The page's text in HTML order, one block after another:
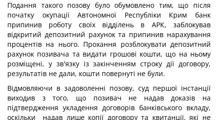
Подання такого позову було обумовлено тим, що після
початку окупації Автономної Республіки Крим банк
припинив роботу своїх відділень в АРК, заблокував
відкритий депозитний рахунок та припинив нарахування
процентів на нього. Прохання розблокувати депозитний
рахунок позивача та видати грошові кошти, що на ньому
розміщені, у зв'язку із закінченням строку дії договору,
результатів не дали, кошти повернуті не були.
Відмовляючи в задоволенні позову, суд першої інстанції
виходив з того, що позивач не надав доказів на
підтвердження укладення договорів банківського вкладу,
оскільки надав лише копії договору та квитанції, які не